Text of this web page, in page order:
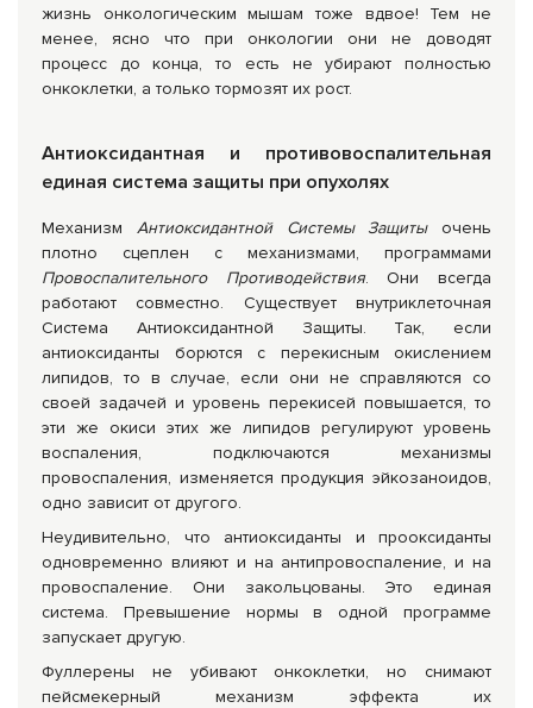
жизнь онкологическим мышам тоже вдвое! Тем не
менее, ясно что при онкологии они не доводят
процесс до конца, то есть не убирают полностью
онкоклетки, а только тормозят их рост.
Антиоксидантная и противовоспалительная
единая система защиты при опухолях
Механизм Антиоксидантной Системы Защитыочень
плотно сцеплен с механизмами, программами
Провоспалительного Противодействия. Они всегда
работают совместно. Существует внутриклеточная
Система Антиоксидантной Защиты. Так, если
антиоксиданты борются с перекисным окислением
липидов, то в случае, если они не справляются со
своей задачей и уровень перекисей повышается, то
эти же окиси этих же липидов регулируют уровень
воспаления, подключаются механизмы
провоспаления, изменяется продукция эйкозаноидов,
одно зависит от другого.
Неудивительно, что антиоксиданты и прооксиданты
одновременно влияют и на антипровоспаление, и на
провоспаление. Они закольцованы. Это единая
система. Превышение нормы в одной программе
запускает другую.
Фуллерены не убивают онкоклетки, но снимают
пейсмекерный механизм эффекта их